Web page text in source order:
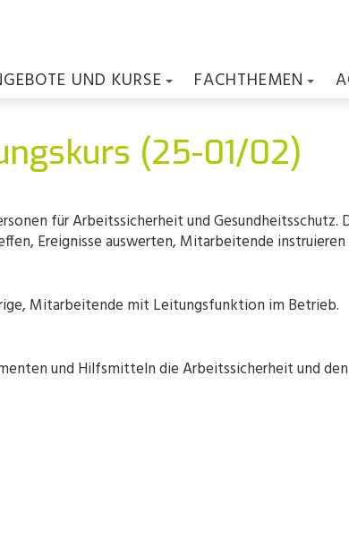
UND KURSE FACHTHEMEN
(25-01/02)
für Arbeitssicherheit und
Ereignisse auswerten, Mitarbeitende
Mitarbeitende mit Leitungsfunktion im Betrieb.
und Hilfsmitteln die Arbeitssicherheit und